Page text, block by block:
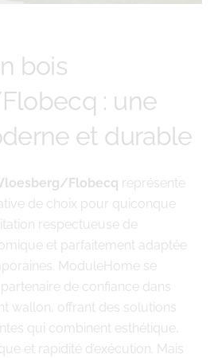
bois
: une
et durable
Flobecq représente
de choix pour quiconque
respectueuse de
et parfaitement adaptée
ModuleHome se
de confiance dans
wallon, offrant des solutions
qui combinent esthétique,
et rapidité d’exécution. Mais